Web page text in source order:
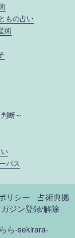
もの占い
術
断～
パス
リシー
占術典拠
ジン登録/解除
ら-sekirara-